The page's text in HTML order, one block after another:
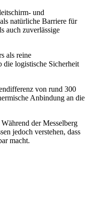
und
natürliche Barriere für
auch zuverlässige
als reine
die logistische Sicherheit
von rund 300
Anbindung an die
der Messelberg
jedoch verstehen, dass
macht.